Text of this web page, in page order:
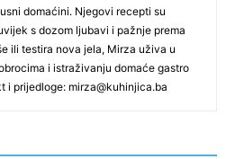
domaćini. Njegovi recepti su
s dozom ljubavi i pažnje prema
ili testira nova jela, Mirza uživa u
i istraživanju domaće gastro
i prijedloge: mirza@kuhinjica.ba